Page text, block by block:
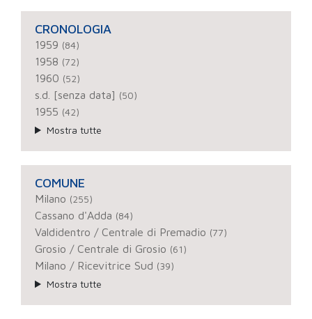
CRONOLOGIA
1959 (84)
1958 (72)
1960 (52)
s.d. [senza data] (50)
1955 (42)
Mostra tutte
COMUNE
Milano (255)
Cassano d'Adda (84)
Valdidentro / Centrale di Premadio (77)
Grosio / Centrale di Grosio (61)
Milano / Ricevitrice Sud (39)
Mostra tutte